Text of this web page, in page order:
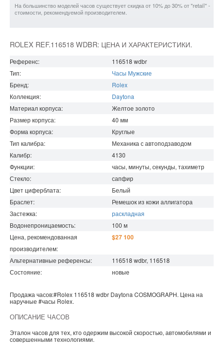
На большинство моделей часов существует скидка от 10% до 30% от "retail" -
стоимости, рекомендуемой производителем.
ROLEX REF.116518 WDBR: ЦЕНА И ХАРАКТЕРИСТИКИ.
Референс:
116518 wdbr
Тип:
Часы Мужские
Бренд:
Rolex
Коллекция:
Daytona
Материал корпуса:
Желтое золото
Размер корпуса:
40 мм
Форма корпуса:
Круглые
Тип калибра:
Механика с автоподзаводом
Калибр:
4130
Функции:
часы, минуты, секунды, тахиметр
Стекло:
сапфир
Цвет циферблата:
Белый
Браслет:
Ремешок из кожи аллигатора
Застежка:
раскладная
Водонепроницаемость: 100 м
Цена, рекомендованная
производителем:
$27 100
Альтернативные референсы:
116518 wdbr, 116518
Состояние:
новые
Продажа часов:#Rolex 116518 wdbr Daytona COSMOGRAPH. Цена на
наручные #часы Rolex.
ОПИСАНИЕ ЧАСОВ
Эталон часов для тех, кто одержим высокой скоростью, автомобилями и
совершенными технологиями.